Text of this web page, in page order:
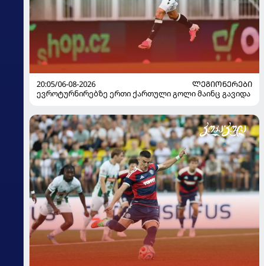
20:05/06-08-2026
ᲚᲔᲒᲘᲝᲜᲔᲠᲔᲑᲘ
ევროტურნირებზე ერთი ქართული გოლი მაინც გავიდა